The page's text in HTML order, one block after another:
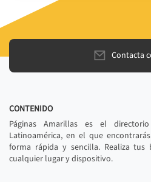
Contacta
CONTENIDO
Páginas Amarillas es el
Latinoamérica, en el que
forma rápida y sencilla. Realiza tus
cualquier lugar y dispositivo.